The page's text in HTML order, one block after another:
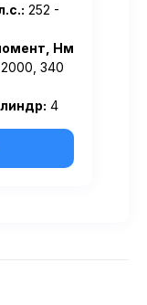
252 -
Нм
340
4